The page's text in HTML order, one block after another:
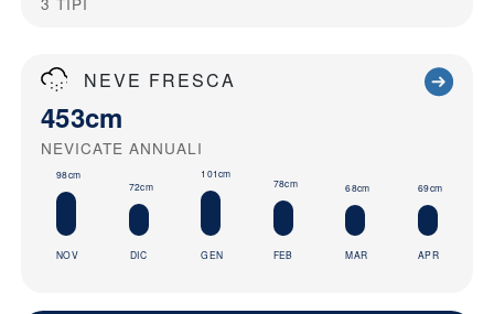
NEVE FRESCA
453cm
NEVICATE ANNUALI
98cm
NOV
72cm
DIC
101cm
GEN
78cm
FEB
68cm
MAR
69cm
APR